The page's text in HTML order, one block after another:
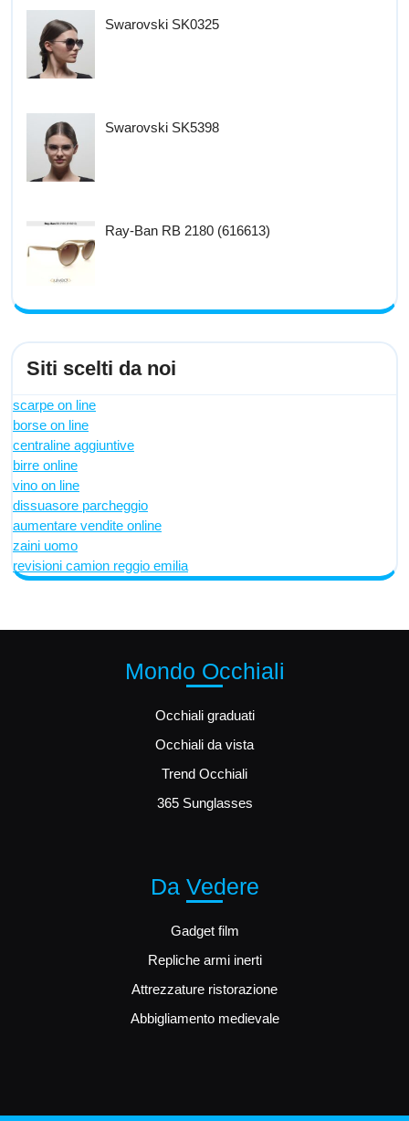
Swarovski SK0325
Swarovski SK5398
Ray-Ban RB 2180 (616613)
Siti scelti da noi
scarpe on line
borse on line
centraline aggiuntive
birre online
vino on line
dissuasore parcheggio
aumentare vendite online
zaini uomo
revisioni camion reggio emilia
Mondo Occhiali
Occhiali graduati
Occhiali da vista
Trend Occhiali
365 Sunglasses
Da Vedere
Gadget film
Repliche armi inerti
Attrezzature ristorazione
Abbigliamento medievale